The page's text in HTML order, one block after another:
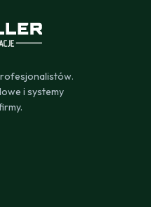
i systemy